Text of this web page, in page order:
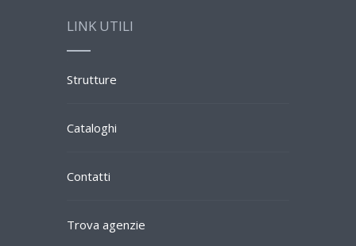
LINK UTILI
Strutture
Cataloghi
Contatti
Trova agenzie